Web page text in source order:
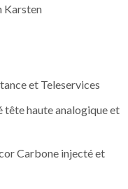
Karsten
et Teleservices
haute analogique et
Carbone injecté et